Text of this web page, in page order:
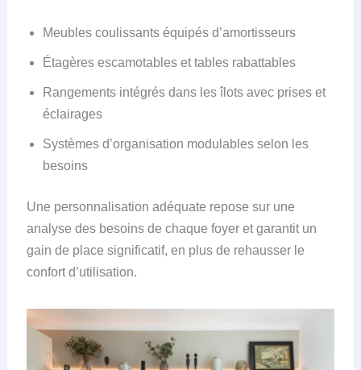
Meubles coulissants équipés d’amortisseurs
Étagères escamotables et tables rabattables
Rangements intégrés dans les îlots avec prises et
éclairages
Systèmes d’organisation modulables selon les
besoins
Une personnalisation adéquate repose sur une
analyse des besoins de chaque foyer et garantit un
gain de place significatif, en plus de rehausser le
confort d’utilisation.